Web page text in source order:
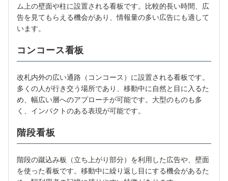
ム上の壁面や柱に設置される看板です。比較的長い時間、広
告を見てもらえる機会があり、情報量の多い広告にも適して
います。
コンコース看板
改札内外の広い通路（コンコース）に設置される看板です。
多くの人が行き交う場所であり、移動中に自然と目に入るた
め、幅広い層へのアプローチが可能です。大型のものも多
く、インパクトのある表現が可能です。
階段看板
階段の蹴込み板（立ち上がり部分）を利用した広告や、壁面
を使った看板です。移動中に繰り返し目にする機会があるた